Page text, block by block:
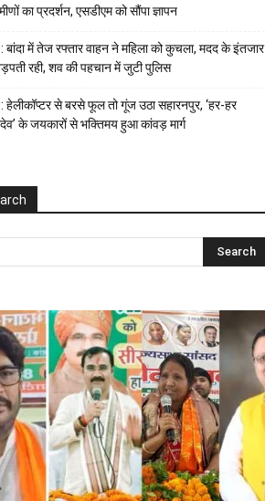
का प्रदर्शन, एसडीएम को सौंपा ज्ञापन
बांदा में तेज रफ्तार वाहन ने महिला को कुचला, मदद के इंतजार
रही, शव की पहचान में जुटी पुलिस
हेलीकॉप्टर से बरसे फूल तो गूंज उठा सहारनपुर, ‘हर-हर
के जयकारों से भक्तिमय हुआ कांवड़ मार्ग